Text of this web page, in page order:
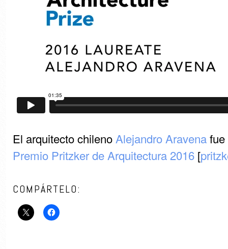
El arquitecto chileno Alejandro Aravenafue
Premio Pritzker de Arquitectura 2016[
COMPÁRTELO: